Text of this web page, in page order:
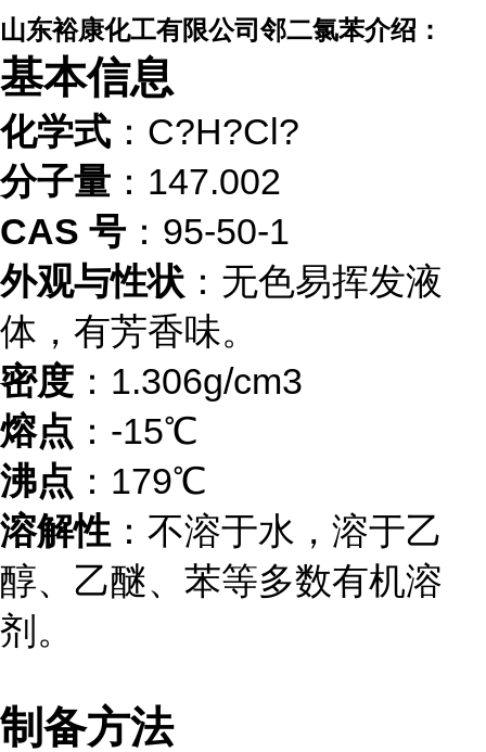
山东裕康化工有限公司邻二氯苯介绍：
基本信息
化学式 ：C?H?Cl?
分子量 ：147.002
CAS 号 ：95-50-1
外观与性状 ：无色易挥发液
体，有芳香味。
密度 ：1.306g/cm3
熔点 ：-15℃
沸点 ：179℃
溶解性 ：不溶于水，溶于乙
醇、乙醚、苯等多数有机溶
剂。
制备方法